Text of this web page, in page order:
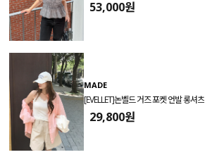
53,000원
MADE
[EVELLET]논벨드 거즈 포켓 언발 롱셔츠
29,800원